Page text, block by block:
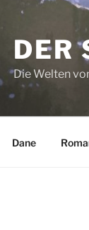
DER
Die Welten
Dane